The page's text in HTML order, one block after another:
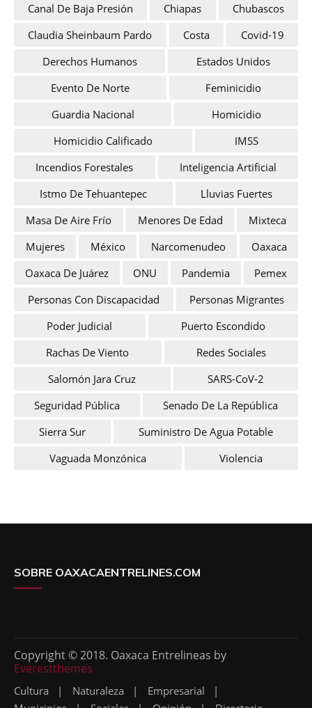
Canal De Baja Presión
Chiapas
Chubascos
Claudia Sheinbaum Pardo
Costa
Covid-19
Derechos Humanos
Estados Unidos
Evento De Norte
Feminicidio
Guardia Nacional
Homicidio
Homicidio Calificado
IMSS
Incendios Forestales
Inteligencia Artificial
Istmo De Tehuantepec
Lluvias Fuertes
Masa De Aire Frío
Menores De Edad
Mixteca
Mujeres
México Narcomenudeo
Oaxaca
Oaxaca De Juárez
ONU Pandemia
Pemex
Personas Con Discapacidad
Personas Migrantes
Poder Judicial
Puerto Escondido
Rachas De Viento
Redes Sociales
Salomón Jara Cruz
SARS-CoV-2
Seguridad Pública
Senado De La República
Sierra Sur
Suministro De Agua Potable
Vaguada Monzónica
Violencia
SOBRE OAXACAENTRELINES.COM
Copyright © 2018. Oaxaca Entrelineas by
Everestthemes
Cultura Naturaleza
Empresarial